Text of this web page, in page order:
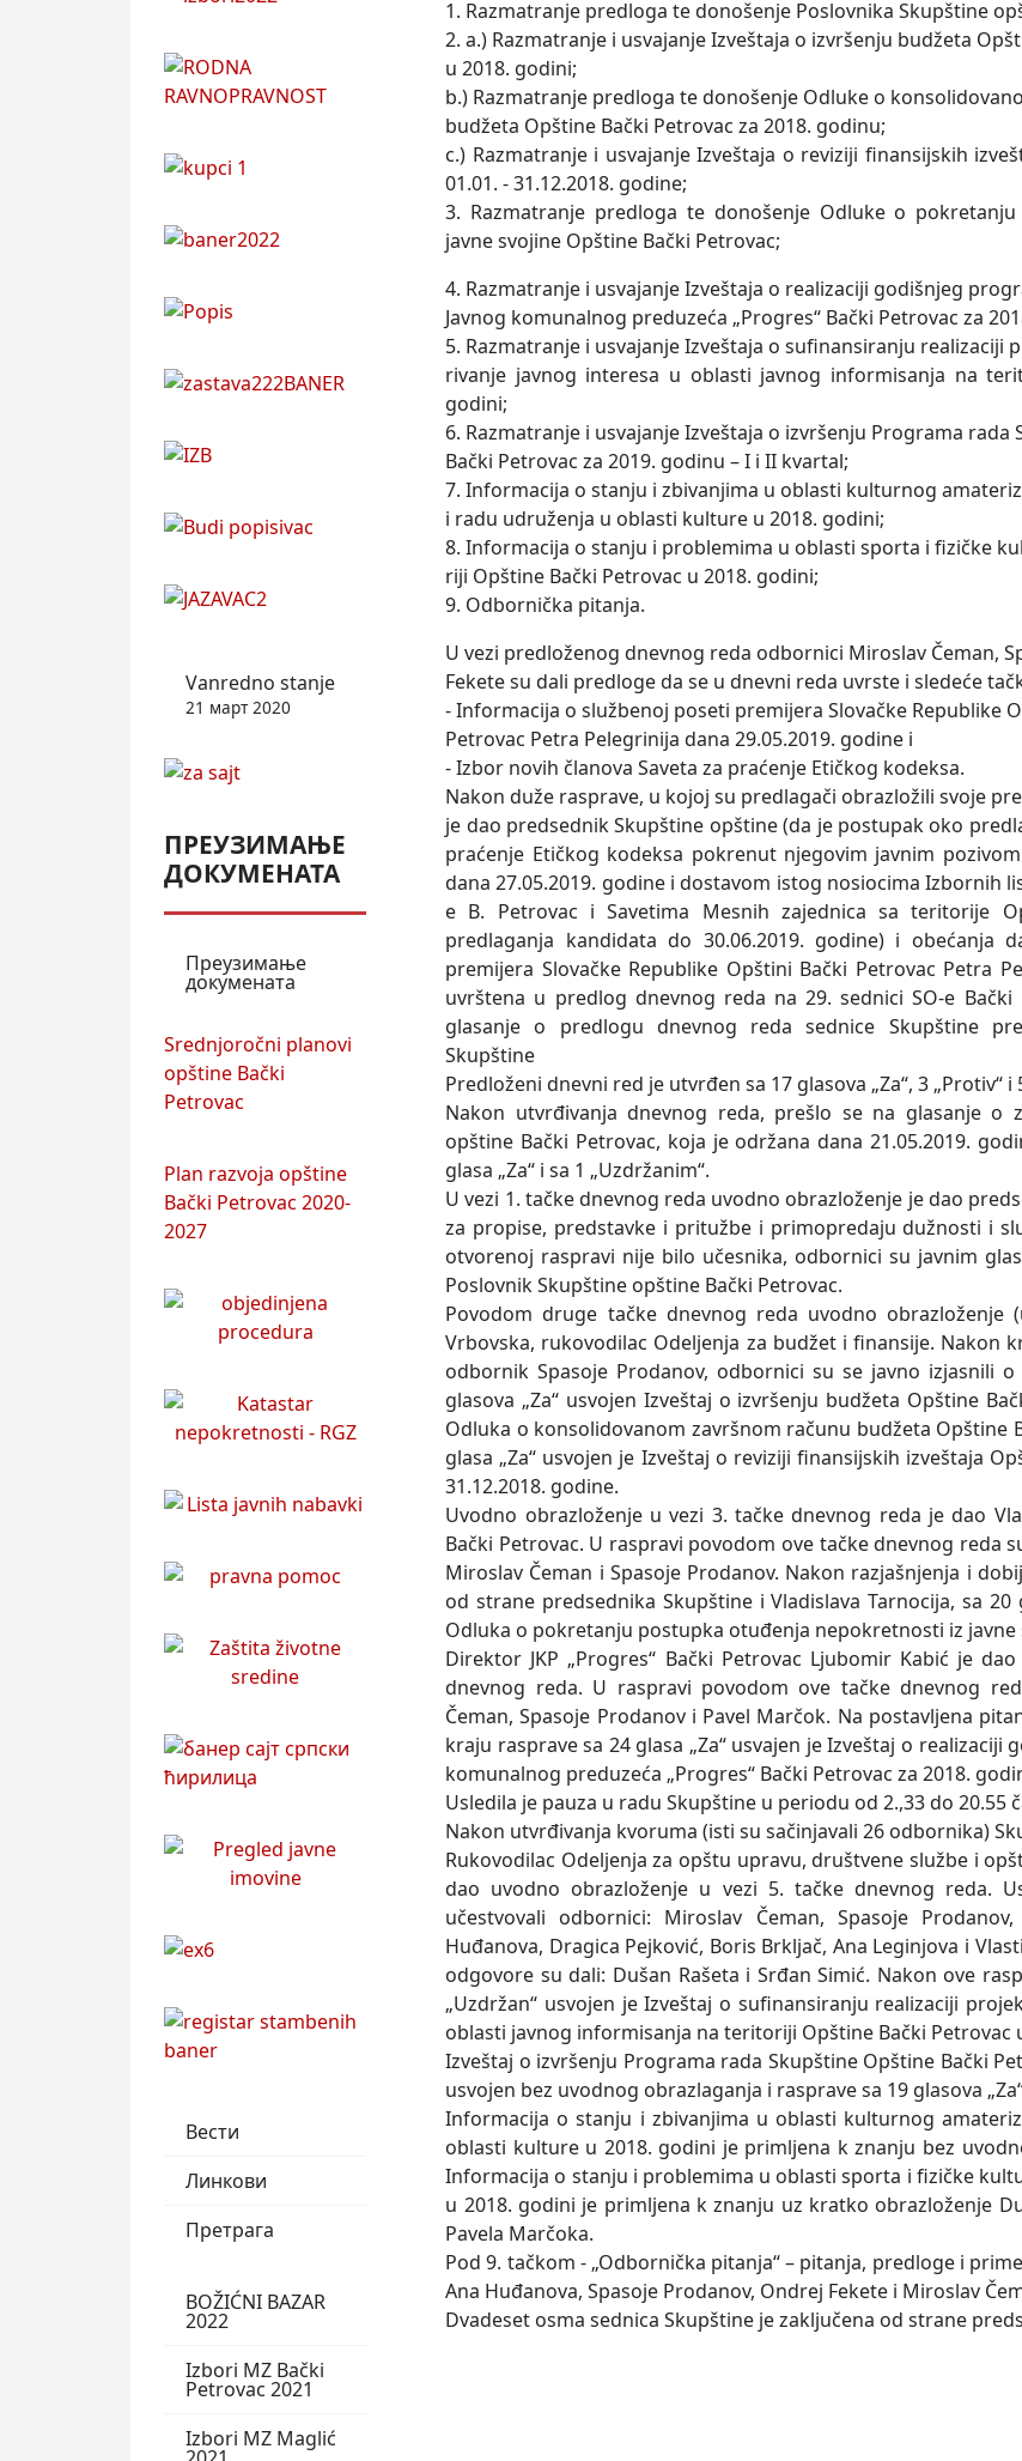
Vanredno stanje
21 март 2020
ПРЕУЗИМАЊЕ
ДОКУМЕНАТА
Преузимање
докумената
Srednjoročni planovi
opštine Bački
Petrovac
Plan razvoja opštine
Bački Petrovac 2020-
2027
Вести
Линкови
Претрага
BOŽIĆNI BAZAR
2022
Izbori MZ Bački
Petrovac 2021
Izbori MZ Maglić
1. Razmatranje predloga te donošenje Poslovnika Skupštine
2. a.) Razmatranje i usvajanje Izveštaja o izvršenju budžeta
u 2018. godini;
b.) Razmatranje predloga te donošenje Odluke o
budžeta Opštine Bački Petrovac za 2018. godinu;
c.) Razmatranje i usvajanje Izveštaja o reviziji finansijskih
01.01. - 31.12.2018. godine;
3. Razmatranje predloga te donošenje Odluke o
javne svojine Opštine Bački Petrovac;
4. Razmatranje i usvajanje Izveštaja o realizaciji godišnjeg
Javnog komunalnog preduzeća „Progres“ Bački Petrovac za
5. Razmatranje i usvajanje Izveštaja o sufinansiranju realizaciji
rivanje javnog interesa u oblasti javnog informisanja na
godini;
6. Razmatranje i usvajanje Izveštaja o izvršenju Programa rada
Bački Petrovac za 2019. godinu – I i II kvartal;
7. Informacija o stanju i zbivanjima u oblasti kulturnog
i radu udruženja u oblasti kulture u 2018. godini;
8. Informacija o stanju i problemima u oblasti sporta i fizičke
riji Opštine Bački Petrovac u 2018. godini;
9. Odbornička pitanja.
U vezi predloženog dnevnog reda odbornici Miroslav Čeman,
Fekete su dali predloge da se u dnevni reda uvrste i sledeće
- Informacija o službenoj poseti premijera Slovačke Republike
Petrovac Petra Pelegrinija dana 29.05.2019. godine i
- Izbor novih članova Saveta za praćenje Etičkog kodeksa.
Nakon duže rasprave, u kojoj su predlagači obrazložili svoje
je dao predsednik Skupštine opštine (da je postupak oko
praćenje Etičkog kodeksa pokrenut njegovim javnim
dana 27.05.2019. godine i dostavom istog nosiocima Izbornih
e B. Petrovac i Savetima Mesnih zajednica sa teritorije
predlaganja kandidata do 30.06.2019. godine) i obećanja
premijera Slovačke Republike Opštini Bački Petrovac Petra
uvrštena u predlog dnevnog reda na 29. sednici SO-e
glasanje o predlogu dnevnog reda sednice Skupštine
Skupštine
Predloženi dnevni red je utvrđen sa 17 glasova „Za“, 3 „Protiv“ i
Nakon utvrđivanja dnevnog reda, prešlo se na glasanje o
opštine Bački Petrovac, koja je održana dana 21.05.2019.
glasa „Za“ i sa 1 „Uzdržanim“.
U vezi 1. tačke dnevnog reda uvodno obrazloženje je dao
za propise, predstavke i pritužbe i primopredaju dužnosti i
otvorenoj raspravi nije bilo učesnika, odbornici su javnim
Poslovnik Skupštine opštine Bački Petrovac.
Povodom druge tačke dnevnog reda uvodno
Vrbovska, rukovodilac Odelјenja za budžet i finansije. Nakon
odbornik Spasoje Prodanov, odbornici su se javno izjasnili
glasova „Za“ usvojen Izveštaj o izvršenju budžeta Opštine
Odluka o konsolidovanom završnom računu budžeta Opštine
glasa „Za“ usvojen je Izveštaj o reviziji finansijskih izveštaja
31.12.2018. godine.
Uvodno obrazloženje u vezi 3. tačke dnevnog reda je dao
Bački Petrovac. U raspravi povodom ove tačke dnevnog reda
Miroslav Čeman i Spasoje Prodanov. Nakon razjašnjenja i
od strane predsednika Skupštine i Vladislava Tarnocija, sa 20
Odluka o pokretanju postupka otuđenja nepokretnosti iz javne
Direktor JKP „Progres“ Bački Petrovac Ljubomir Kabić je
dnevnog reda. U raspravi povodom ove tačke dnevnog
Čeman, Spasoje Prodanov i Pavel Marčok. Na postavlјena
kraju rasprave sa 24 glasa „Za“ usvajen je Izveštaj o realizaciji
komunalnog preduzeća „Progres“ Bački Petrovac za 2018.
Usledila je pauza u radu Skupštine u periodu od 2.,33 do 20.55
Nakon utvrđivanja kvoruma (isti su sačinjavali 26 odbornika)
Rukovodilac Odelјenja za opštu upravu, društvene službe i
dao uvodno obrazloženje u vezi 5. tačke dnevnog reda.
učestvovali odbornici: Miroslav Čeman, Spasoje
Huđanova, Dragica Pejković, Boris Brklјač, Ana Leginjova i
odgovore su dali: Dušan Rašeta i Srđan Simić. Nakon ove
„Uzdržan“ usvojen je Izveštaj o sufinansiranju realizaciji
oblasti javnog informisanja na teritoriji Opštine Bački Petrovac
Izveštaj o izvršenju Programa rada Skupštine Opštine Bački
usvojen bez uvodnog obrazlaganja i rasprave sa 19 glasova
Informacija o stanju i zbivanjima u oblasti kulturnog
oblasti kulture u 2018. godini je primlјena k znanju bez
Informacija o stanju i problemima u oblasti sporta i fizičke
u 2018. godini je primlјena k znanju uz kratko obrazloženje
Pavela Marčoka.
Pod 9. tačkom - „Odbornička pitanja“ – pitanja, predloge i
Ana Huđanova, Spasoje Prodanov, Ondrej Fekete i Miroslav
Dvadeset osma sednica Skupštine je zaklјučena od strane